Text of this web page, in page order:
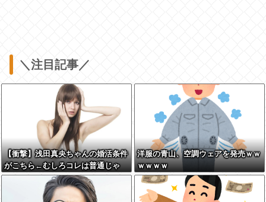
＼注目記事／
【衝撃】浅田真央ちゃんの婚活条件
がこちら←むしろコレは普通じゃ
ね？w w w w w w w w
洋服の青山、空調ウェアを発売ｗｗ
ｗｗｗｗ